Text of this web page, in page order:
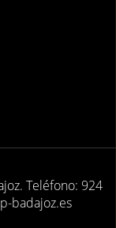
Teléfono: 924
badajoz.es